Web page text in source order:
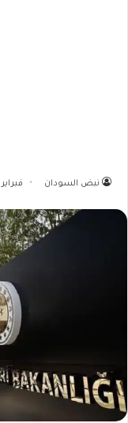
نبض السودان فبراير 8, 2026